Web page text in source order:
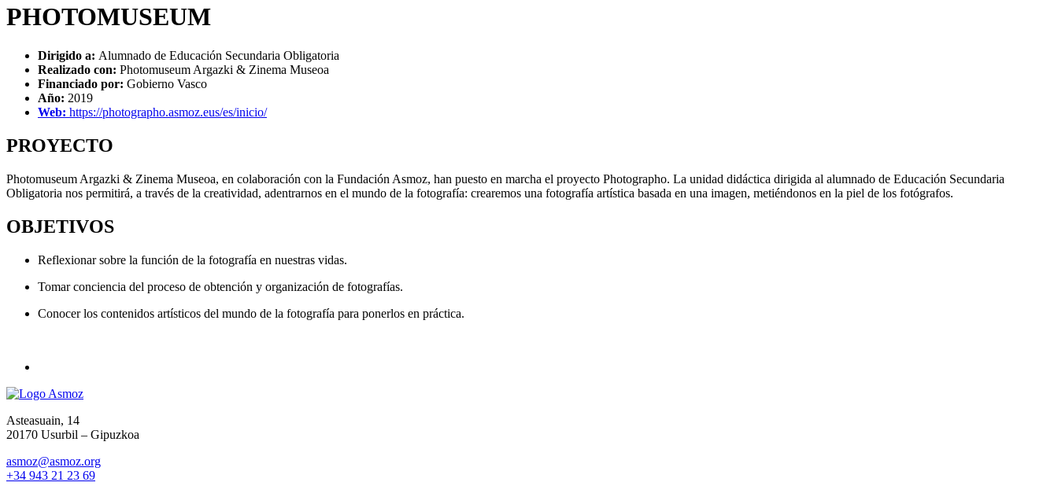
PHOTOMUSEUM
Dirigido a: Alumnado de Educación Secundaria Obligatoria
Realizado con: Photomuseum Argazki & Zinema Museoa
Financiado por: Gobierno Vasco
Año: 2019
Web: https://photographo.asmoz.eus/es/inicio/
PROYECTO
Photomuseum Argazki & Zinema Museoa, en colaboración con la Fundación Asmoz, han puesto en marcha el proyecto Photographo. La unidad didáctica dirigida al alumnado de Educación Secundaria
Obligatoria nos permitirá, a través de la creatividad, adentrarnos en el mundo de la fotografía: crearemos una fotografía artística basada en una imagen, metiéndonos en la piel de los fotógrafos.
OBJETIVOS
Reflexionar sobre la función de la fotografía en nuestras vidas.
Tomar conciencia del proceso de obtención y organización de fotografías.
Conocer los contenidos artísticos del mundo de la fotografía para ponerlos en práctica.
Asteasuain, 14
20170 Usurbil – Gipuzkoa
asmoz@asmoz.org
+34 943 21 23 69